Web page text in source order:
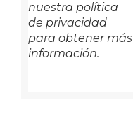
nuestra política
de privacidad
para obtener más
información.